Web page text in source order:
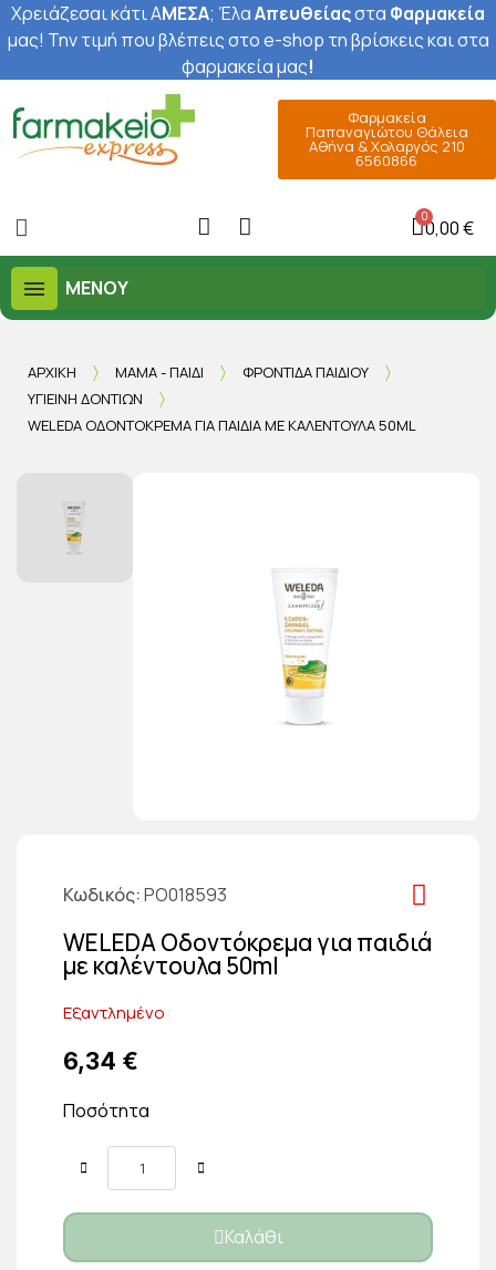
Χρειάζεσαι κάτι ΑΜΕΣΑ; ΈλαΑπευθείαςστα Φαρμακεία
μας! Την τιμή που βλέπεις στο e-shop τη βρίσκεις και στα
φαρμακεία μας!
Φαρμακεία
Παπαναγιώτου Θάλεια
Αθήνα & Χολαργός 210
6560866
0,00 €
ΜΕΝΟΎ
ΑΡΧΙΚΉ ΜΑΜΆ - ΠΑΙΔΊ
ΦΡΟΝΤΊΔΑ ΠΑΙΔΙΟΎ
ΥΓΙΕΙΝΉ ΔΟΝΤΙΏΝ
WELEDA ΟΔΟΝΤΌΚΡΕΜΑ ΓΙΑ ΠΑΙΔΙΆ ΜΕ ΚΑΛΈΝΤΟΥΛΑ 50ML
Κωδικός PO018593
WELEDA Οδοντόκρεμα για παιδιά
με καλέντουλα 50ml
Εξαντλημένο
6,34 €
Ποσότητα
Καλάθι